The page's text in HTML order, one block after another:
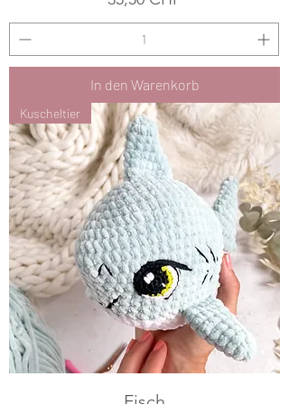
In den Warenkorb
Kuscheltier